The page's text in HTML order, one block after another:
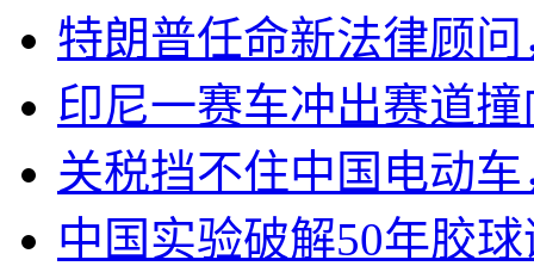
特朗普任命新法律顾
印尼一赛车冲出赛道
关税挡不住中国电动
中国实验破解50年胶